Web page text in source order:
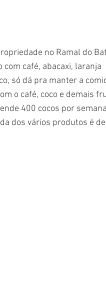
no Ramal do
café, abacaxi, laranja
só dá pra manter a
o café, coco e demais
400 cocos por
dos vários produtos é